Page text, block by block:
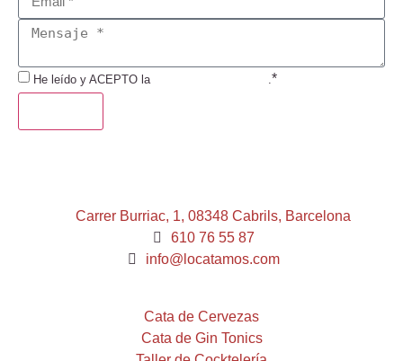
He leído y ACEPTO la .*
Carrer Burriac, 1, 08348 Cabrils, Barcelona
610 76 55 87
info@locatamos.com
Cata de Cervezas
Cata de Gin Tonics